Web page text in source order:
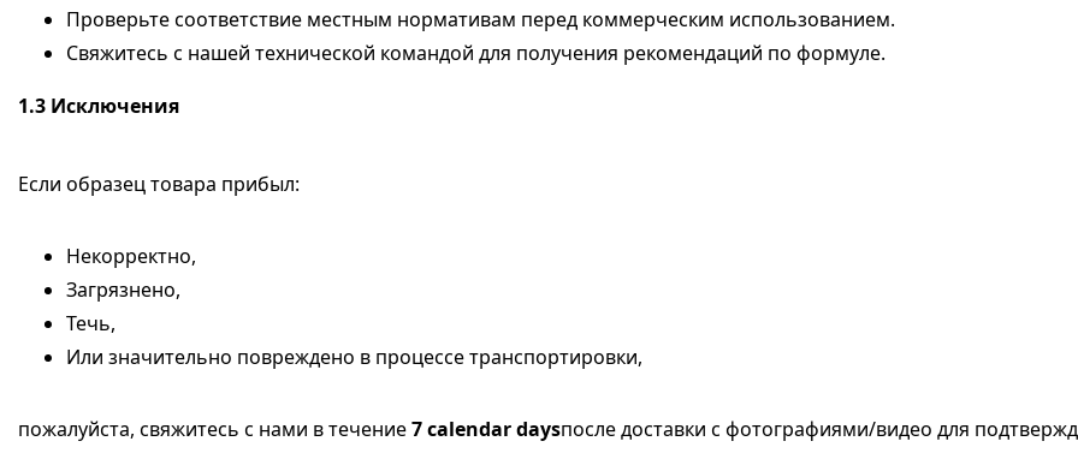
Проверьте соответствие местным нормативам перед коммерческим использованием.
Свяжитесь с нашей технической командой для получения рекомендаций по формуле.
1.3 Исключения
Если образец товара прибыл:
Некорректно,
Загрязнено,
Течь,
Или значительно повреждено в процессе транспортировки,
пожалуйста, свяжитесь с нами в течение7 calendar daysпосле доставки с фотографиями/видео для